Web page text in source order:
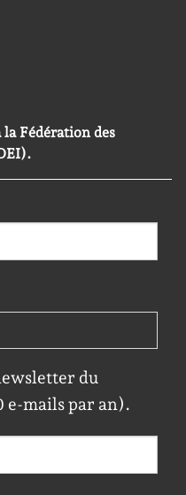
Fédération des
du
e-mails par an).